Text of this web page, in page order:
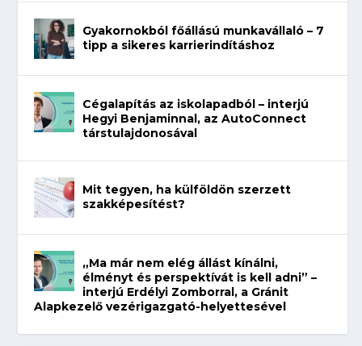
Gyakornokból főállású munkavállaló – 7
tipp a sikeres karrierindításhoz
Cégalapítás az iskolapadból – interjú
Hegyi Benjaminnal, az AutoConnect
társtulajdonosával
Mit tegyen, ha külföldön szerzett
szakképesítést?
„Ma már nem elég állást kínálni,
élményt és perspektívát is kell adni” –
interjú Erdélyi Zomborral, a Gránit
Alapkezelő vezérigazgató-helyettesével